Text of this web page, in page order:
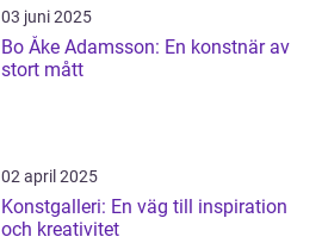
03 juni 2025
Bo Åke Adamsson: En konstnär av
stort mått
02 april 2025
Konstgalleri: En väg till inspiration
och kreativitet